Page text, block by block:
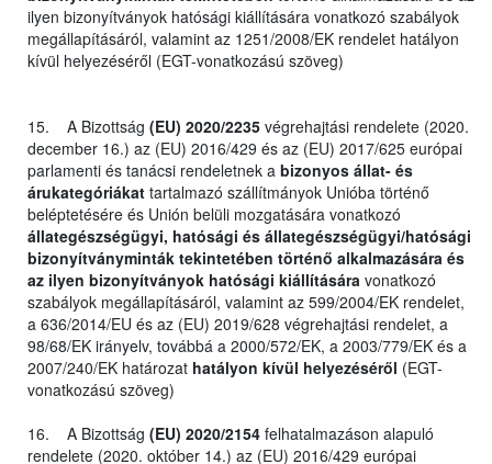
ilyen bizonyítványok hatósági kiállítására vonatkozó szabályok
megállapításáról, valamint az 1251/2008/EK rendelet hatályon
kívül helyezéséről (EGT-vonatkozású szöveg)
15. A Bizottság (EU) 2020/2235 végrehajtási rendelete (2020.
december 16.) az (EU) 2016/429 és az (EU) 2017/625 európai
parlamenti és tanácsi rendeletnek a bizonyos állat- és
árukategóriákat tartalmazó szállítmányok Unióba történő
beléptetésére és Unión belüli mozgatására vonatkozó
állategészségügyi, hatósági és állategészségügyi/hatósági
bizonyítványminták tekintetében történő alkalmazására és
az ilyen bizonyítványok hatósági kiállítására vonatkozó
szabályok megállapításáról, valamint az 599/2004/EK rendelet,
a 636/2014/EU és az (EU) 2019/628 végrehajtási rendelet, a
98/68/EK irányelv, továbbá a 2000/572/EK, a 2003/779/EK és a
2007/240/EK határozat hatályon kívül helyezéséről (EGT-
vonatkozású szöveg)
16. A Bizottság (EU) 2020/2154 felhatalmazáson alapuló
rendelete (2020. október 14.) az (EU) 2016/429 európai